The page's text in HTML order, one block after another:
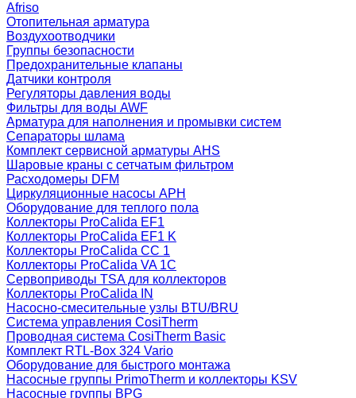
Afriso
Отопительная арматура
Воздухоотводчики
Группы безопасности
Предохранительные клапаны
Датчики контроля
Регуляторы давления воды
Фильтры для воды AWF
Арматура для наполнения и промывки систем
Сепараторы шлама
Комплект сервисной арматуры AHS
Шаровые краны с сетчатым фильтром
Расходомеры DFM
Циркуляционные насосы APH
Оборудование для теплого пола
Коллекторы ProCalida EF1
Коллекторы ProCalida EF1 K
Коллекторы ProCalida CC 1
Коллекторы ProCalida VA 1C
Сервоприводы TSA для коллекторов
Коллекторы ProCalida IN
Насосно-смесительные узлы BTU/BRU
Система управления CosiTherm
Проводная система CosiTherm Basic
Комплект RTL‑Box 324 Vario
Оборудование для быстрого монтажа
Насосные группы PrimoTherm и коллекторы KSV
Насосные группы BPG